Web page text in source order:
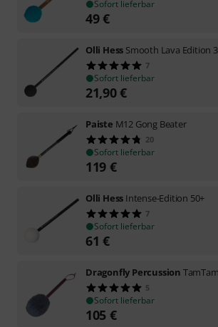
Sofort lieferbar
49€
Olli Hess Smooth Lava Edition
7
Sofort lieferbar
21,90€
Paiste M12 Gong Beater
20
Sofort lieferbar
119 €
Olli Hess Intense-Edition 50+
7
Sofort lieferbar
61 €
Dragonfly Percussion
5
Sofort lieferbar
105 €